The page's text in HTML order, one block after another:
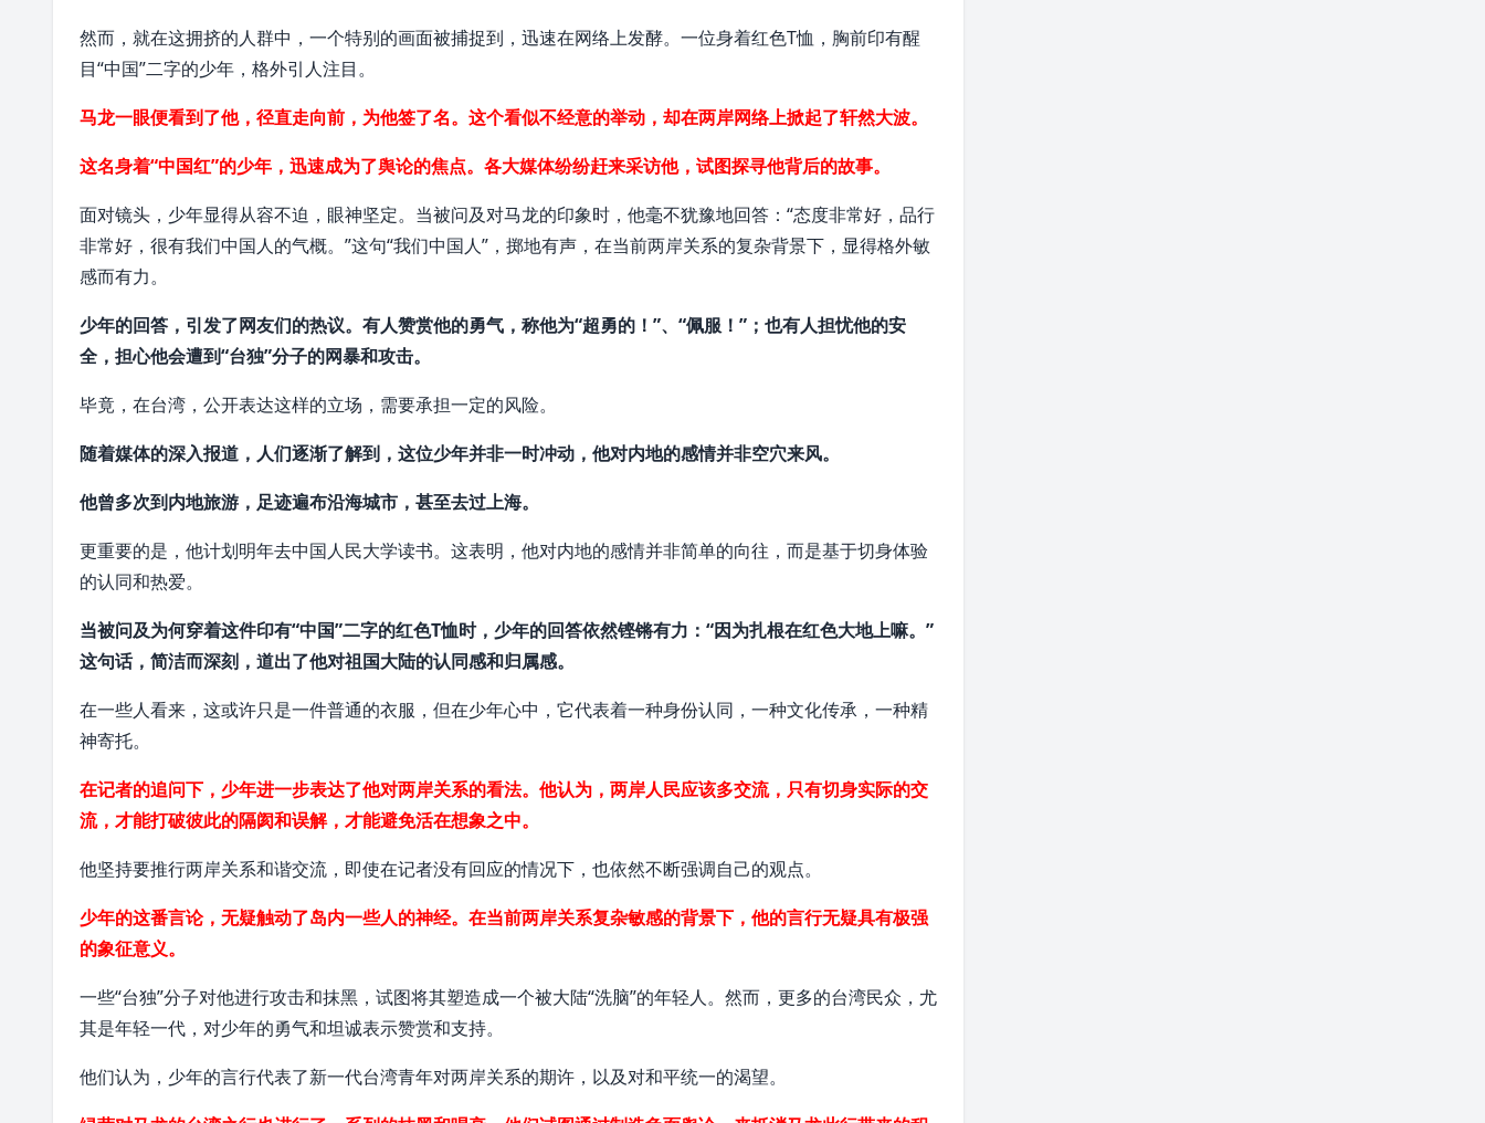
然而，就在这拥挤的人群中，一个特别的画面被捕捉到，迅速在网络上发酵。一位身着红色T恤，胸前印有醒
目“中国”二字的少年，格外引人注目。
马龙一眼便看到了他，径直走向前，为他签了名。这个看似不经意的举动，却在两岸网络上掀起了轩然大波。
这名身着“中国红”的少年，迅速成为了舆论的焦点。各大媒体纷纷赶来采访他，试图探寻他背后的故事。
面对镜头，少年显得从容不迫，眼神坚定。当被问及对马龙的印象时，他毫不犹豫地回答：“态度非常好，品行
非常好，很有我们中国人的气概。”这句“我们中国人”，掷地有声，在当前两岸关系的复杂背景下，显得格外敏
感而有力。
少年的回答，引发了网友们的热议。有人赞赏他的勇气，称他为“超勇的！”、“佩服！”；也有人担忧他的安
全，担心他会遭到“台独”分子的网暴和攻击。
毕竟，在台湾，公开表达这样的立场，需要承担一定的风险。
随着媒体的深入报道，人们逐渐了解到，这位少年并非一时冲动，他对内地的感情并非空穴来风。
他曾多次到内地旅游，足迹遍布沿海城市，甚至去过上海。
更重要的是，他计划明年去中国人民大学读书。这表明，他对内地的感情并非简单的向往，而是基于切身体验
的认同和热爱。
当被问及为何穿着这件印有“中国”二字的红色T恤时，少年的回答依然铿锵有力：“因为扎根在红色大地上嘛。”
这句话，简洁而深刻，道出了他对祖国大陆的认同感和归属感。
在一些人看来，这或许只是一件普通的衣服，但在少年心中，它代表着一种身份认同 ，一种文化传承，一种精
神寄托。
在记者的追问下，少年进一步表达了他对两岸关系的看法。他认为，两岸人民应该多交流，只有切身实际的交
流，才能打破彼此的隔阂和误解，才能避免活在想象之中。
他坚持要推行两岸关系和谐交流，即使在记者没有回应的情况下，也依然不断强调自己的观点。
少年的这番言论，无疑触动了岛内一些人的神经。在当前两岸关系复杂敏感的背景下，他的言行无疑具有极强
的象征意义。
一些“台独”分子对他进行攻击和抹黑，试图将其塑造成一个被大陆“洗脑”的年轻人。然而，更多的台湾民众，尤
其是年轻一代，对少年的勇气和坦诚表示赞赏和支持。
他们认为，少年的言行代表了新一代台湾青年对两岸关系的期许，以及对和平统一的渴望。